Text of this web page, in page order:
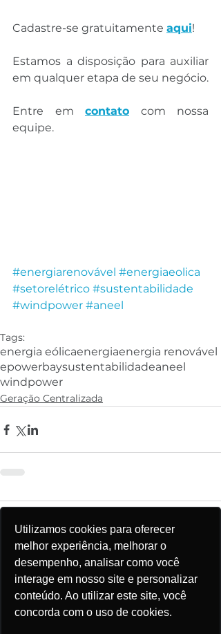
Utilizamos cookies para oferecer
melhor experiência, melhorar o
desempenho, analisar como você
interage em nosso site e personalizar
conteúdo. Ao utilizar este site, você
concorda com o uso de cookies.
Cadastre-se gratuitamente aqui!
Estamos a disposição para auxiliar
em qualquer etapa de seu negócio.
Entre em contato com nossa
equipe.
#energiarenovável #energiaeolica
#setorelétrico #sustentabilidade
#windpower #aneel
Tags:
energia eólicaenergiaenergia renovável
epowerbaysustentabilidadeaneel
windpower
Geração Centralizada
Escreva um comentário